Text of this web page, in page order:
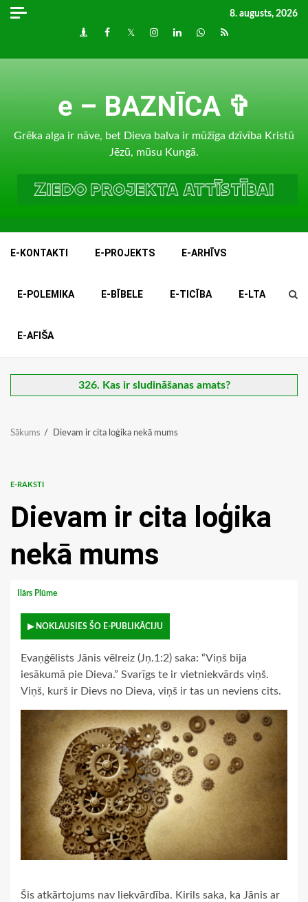
Skip
8. augusts, 2026
DraugiemFacebook
TwitterInstagram
LinkedInwhatsapp
RSS
e – BAZNĪCA ✞
Grēka alga ir nāve, bet Dieva balva ir mūžīga dzīvība Kristū
Jēzū, mūsu Kungā.
E-KONTAKTI E-PROJEKTS E-ARHĪVS
E-POLEMIKA E-BĪBELE E-TICĪBA E-LTA
E-AFIŠA
326. Kas ir sludināšanas amats?
Sākums Dievam ir cita loģika nekā mums
E-RAKSTI
Dievam ir cita loģika
nekā mums
Ilārs Plūme
▶ NOKLAUSIES ŠO E-PUBLIKĀCIJU
Evaņģēlists Jānis vēlreiz (Jņ.1:2) saka: “Viņš bija
iesākumā pie Dieva.” Svarīgs te ir vietniekvārds viņš.
Viņš, kurš ir Dievs no Dieva, viņš ir tas un neviens cits.
Šis atkārtojums nav liekvārdība. Kirils saka, ka Jānis ar